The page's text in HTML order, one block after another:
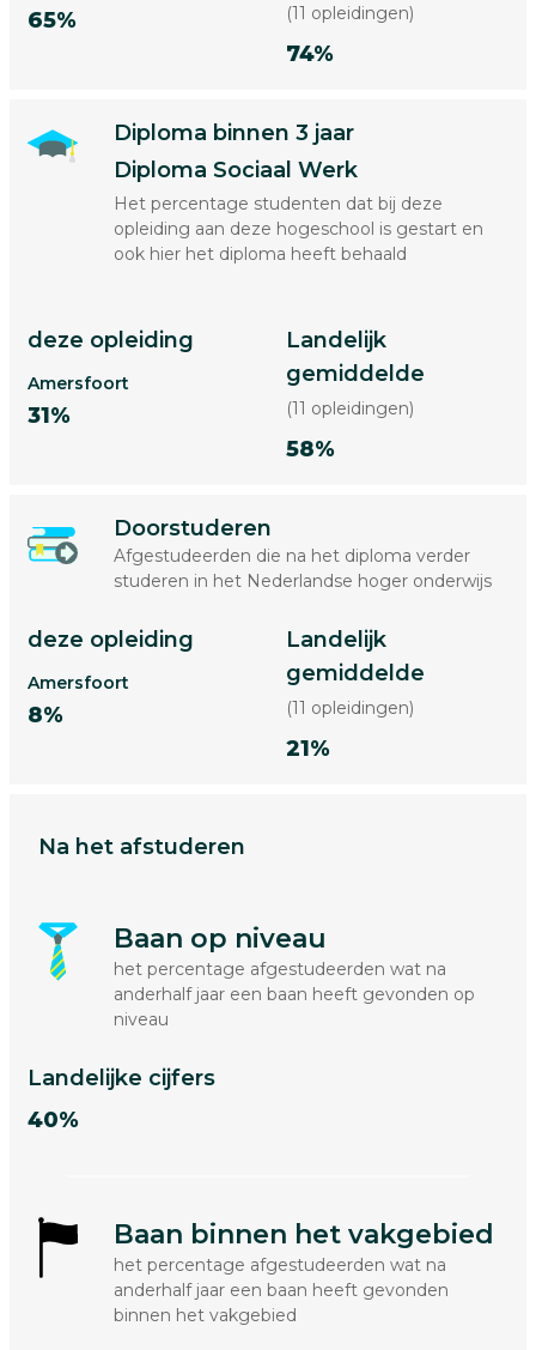
65% (11 opleidingen)
74%
Diploma binnen 3 jaar
Diploma Sociaal Werk
Het percentage studenten dat bij deze
opleiding aan deze hogeschool is gestart en
ook hier het diploma heeft behaald
deze opleiding
Amersfoort
31%
Landelijk
gemiddelde
(11 opleidingen)
58%
Doorstuderen
Afgestudeerden die na het diploma verder
studeren in het Nederlandse hoger onderwijs
deze opleiding
Amersfoort
8%
Landelijk
gemiddelde
(11 opleidingen)
21%
Na het afstuderen
Baan op niveau
het percentage afgestudeerden wat na
anderhalf jaar een baan heeft gevonden op
niveau
Landelijke cijfers
40%
Baan binnen het vakgebied
het percentage afgestudeerden wat na
anderhalf jaar een baan heeft gevonden
binnen het vakgebied